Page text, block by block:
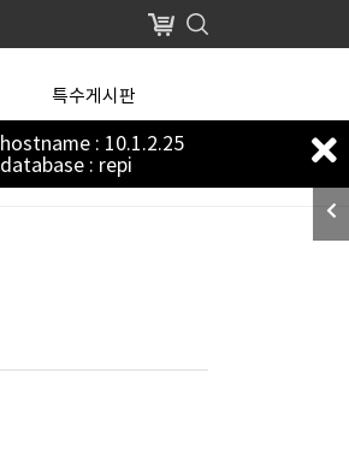
장바구니
특수게시판
hostname : 10.1.2.25
database : repi